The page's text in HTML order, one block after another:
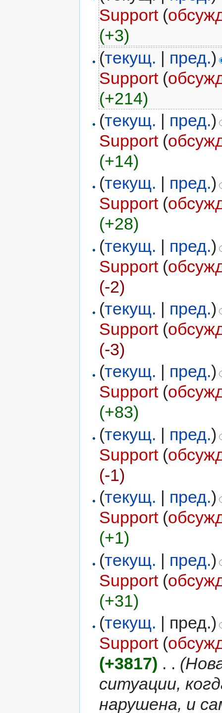
Support (
(+3)
(текущ. | пред.)
Support (
(+214)
(текущ. | пред.)
Support (
(+14)
(текущ. | пред.)
Support (
(+28)
(текущ. | пред.)
Support (
(-2)
(текущ. | пред.)
Support (
(-3)
(текущ. пред.)
Support (
(+83)
(текущ. | пред.)
Support (
(-1)
(текущ. | пред.)
Support (
(+1)
(текущ. | пред.)
Support (
(+31)
(текущ. | пред.)
Support (
(+3817) . .
ситуации,
нарушена, и